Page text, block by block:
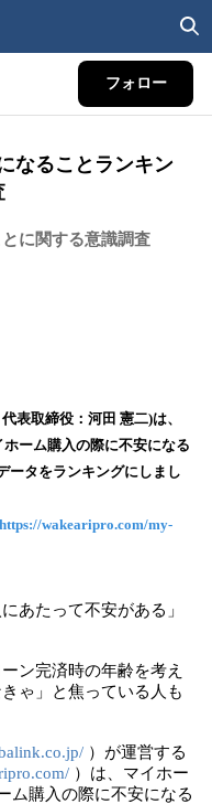
フォロー
なることランキン
に関する意識調査
表取締役：河田 憲二)は、
ーム購入の際に不安になる
ータをランキングにしまし
https://wakearipro.com/my-
あたって不安がある」
ン完済時の年齢を考え
ゃ」と焦っている人も
）が運営する
）は、マイホー
ム購入の際に不安になる